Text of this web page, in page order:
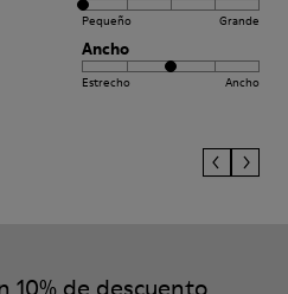
Pequeño Grande
Ancho
Estrecho Ancho